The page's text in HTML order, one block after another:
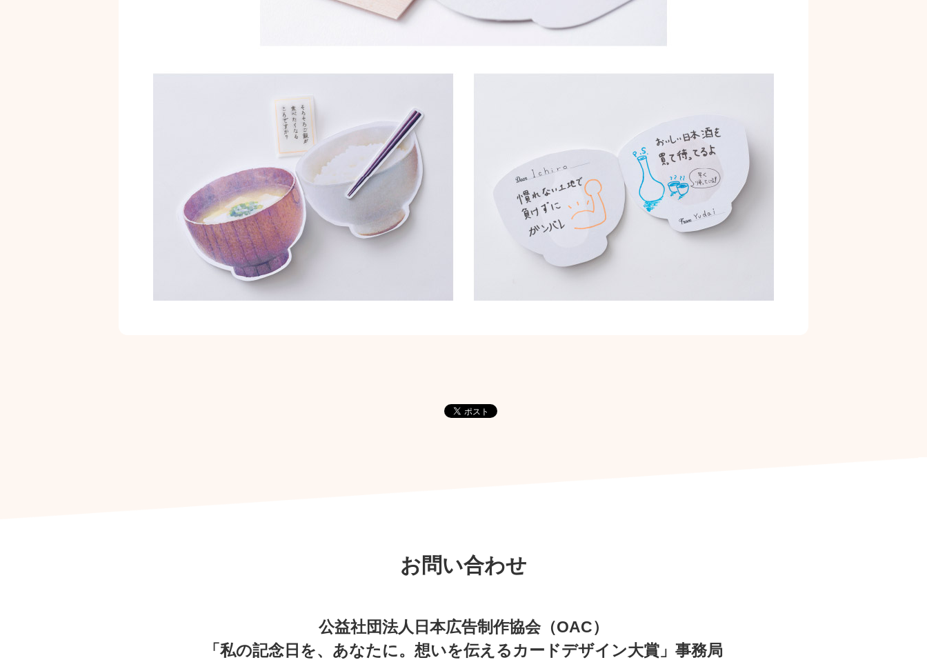
お問い合わせ
公益社団法人 日本広告制作協会（OAC）
「私の記念日を、あなたに。想いを伝えるカードデザイン大賞」事務局